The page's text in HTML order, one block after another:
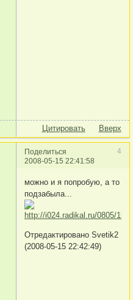
Цитировать Вверх
Поделиться
4
2008-05-15 22:41:58
можно и я попробую, а то
подзабыла...
Отредактировано Svetik2
(2008-05-15 22:42:49)